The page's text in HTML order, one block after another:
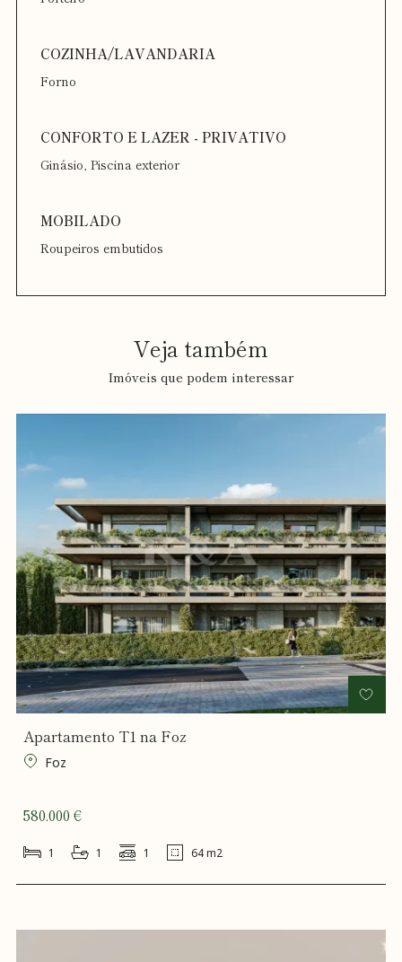
Forno
Ginásio, Piscina exterior
Roupeiros embutidos
Veja também
Imóveis que podem interessar
Apartamento T1 na Foz
Foz
580.000 €
1 1 1 64 m2